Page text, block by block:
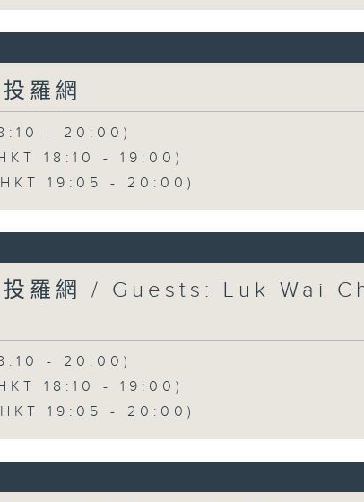
羅網
- 20:00)
18:10 - 19:00)
19:05 - 20:00)
羅網 / Guests: Luk Wai
- 20:00)
18:10 - 19:00)
19:05 - 20:00)